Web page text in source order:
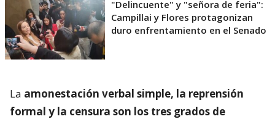
"Delincuente" y "señora de feria":
Campillai y Flores protagonizan
duro enfrentamiento en el Senado
La amonestación verbal simple, la reprensión
formal y la censura son los tres grados de